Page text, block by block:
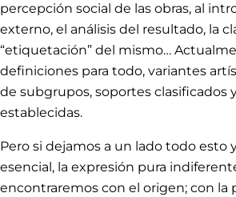
percepción social de las obras, al
externo, el análisis del resultado, la
“etiquetación” del mismo…
definiciones para todo, variantes
de subgrupos, soportes clasificados
establecidas.
Pero si dejamos a un lado todo esto
esencial, la expresión pura
encontraremos con el origen; con la